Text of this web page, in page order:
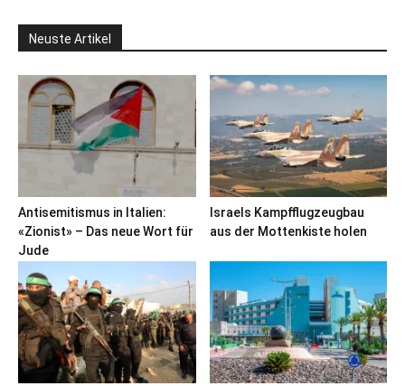
Neuste Artikel
Antisemitismus in Italien:
«Zionist» – Das neue Wort für
Jude
Israels Kampfflugzeugbau
aus der Mottenkiste holen